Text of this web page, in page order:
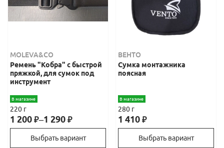
MOLEVA&CO
Ремень "Кобра" с быстрой
пряжкой, для сумок под
инструмент
В магазине
220 г
1 200₽–1 290₽
Выбрать вариант
ВЕНТО
Сумка монтажника
поясная
В магазине
280 г
1 410₽
Выбрать вариант